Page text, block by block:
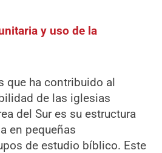
y uso de la
que ha contribuido al
de las iglesias
del Sur es su estructura
en pequeñas
de estudio bíblico. Este